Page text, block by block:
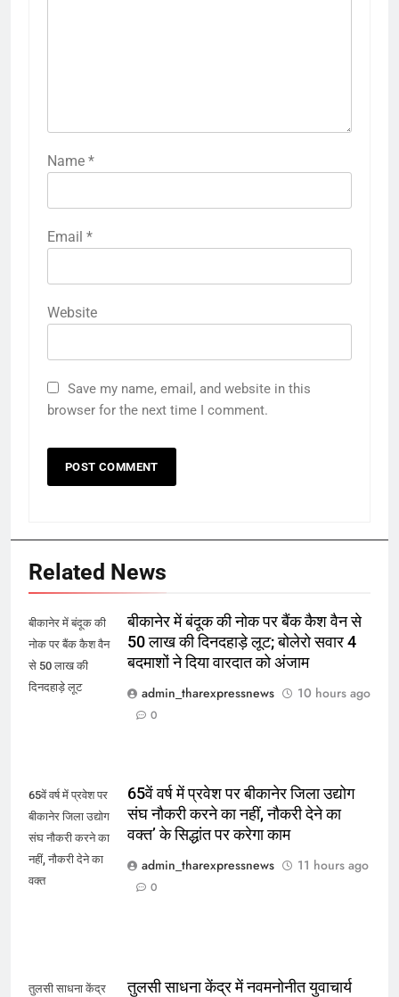
Name *
Email *
Website
Save my name, email, and website in this
browser for the next time I comment.
Related News
बीकानेर में बंदूक की
नोक पर बैंक कैश वैन
से 50 लाख की
दिनदहाड़े लूट
बीकानेर में बंदूक की नोक पर बैंक कैश वैन से
50 लाख की दिनदहाड़े लूट; बोलेरो सवार 4
बदमाशों ने दिया वारदात को अंजाम
admin_tharexpressnews
10 hours ago
0
65वें वर्ष में प्रवेश पर
बीकानेर जिला उद्योग
संघ नौकरी करने का
नहीं, नौकरी देने का
वक्त
65वें वर्ष में प्रवेश पर बीकानेर जिला उद्योग
संघ नौकरी करने का नहीं, नौकरी देने का
वक्त’ के सिद्धांत पर करेगा काम
admin_tharexpressnews
11 hours ago
0
तुलसी साधना केंद्र
तुलसी साधना केंद्र में नवमनोनीत युवाचार्य